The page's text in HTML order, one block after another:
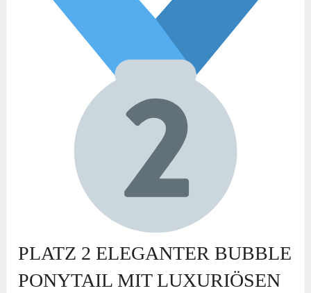
PLATZ 2 ELEGANTER BUBBLE
PONYTAIL MIT LUXURIÖSEN